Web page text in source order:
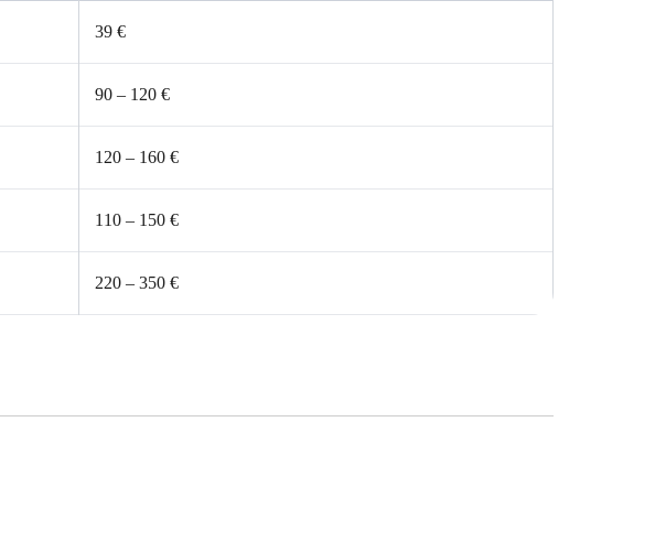
39 €
90 – 120 €
120 – 160 €
110 – 150 €
220 – 350 €